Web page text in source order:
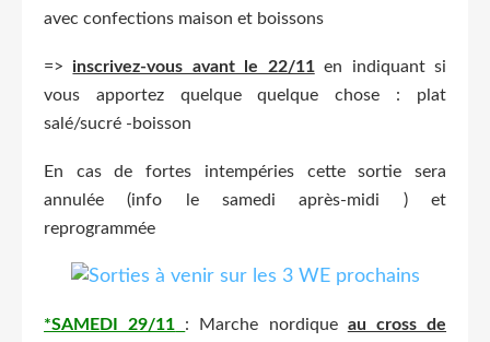
avec confections maison et boissons
=> inscrivez-vous avant le 22/11en indiquantsi
vous apportez quelque quelque chose : plat
salé/sucré -boisson
En cas de fortes intempéries cette sortie sera
annulée (info le samedi après-midi ) et
reprogrammée
*SAMEDI 29/11 : Marche nordique au cross de